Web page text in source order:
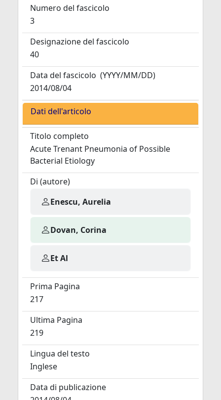
Numero del fascicolo
3
Designazione del fascicolo
40
Data del fascicolo (YYYY/MM/DD)
2014/08/04
Dati dell'articolo
Titolo completo
Acute Trenant Pneumonia of Possible
Bacterial Etiology
Di (autore)
Enescu, Aurelia
Dovan, Corina
Et Al
Prima Pagina
217
Ultima Pagina
219
Lingua del testo
Inglese
Data di publicazione